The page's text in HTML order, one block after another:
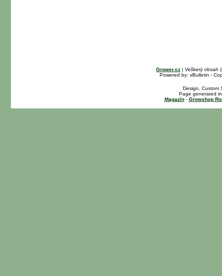
Grower.cz | Veškerý obsah
Powered by: vBulletin -
Design, Custom
Page generated
Magazín- Growshop